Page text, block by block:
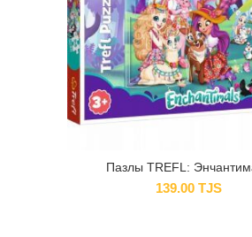
Пазлы TREFL:
139.00TJS